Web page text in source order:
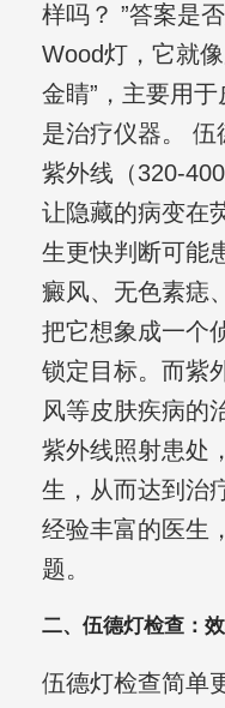
样吗？ ”答案是
Wood灯，它就
金睛”，主要用
是治疗仪器。 伍
紫外线（320-
让隐藏的病变在
生更快判断可能
癜风、无色素痣
把它想象成一个
锁定目标。而紫
风等皮肤疾病的
紫外线照射患处
生，从而达到治
经验丰富的医生
题。
二、伍德灯检查：
伍德灯检查简单